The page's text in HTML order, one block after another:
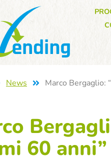
News Marco Bergaglio:
60 anni”